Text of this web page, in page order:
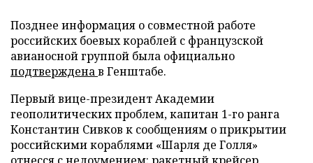
Позднее информация о совместной работе
российских боевых кораблей с французской
авианосной группой была официально
подтвержденав Генштабе.
Первый вице-президент Академии
геополитических проблем, капитан 1-го ранга
Константин Сивков к сообщениям о прикрытии
российскими кораблями «Шарля де Голля»